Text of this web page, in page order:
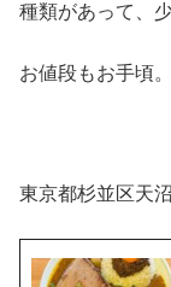
種類があって、
お値段もお手頃。
東京都杉並区天